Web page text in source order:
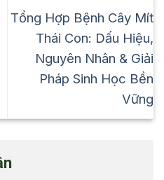
Tổng Hợp Bệnh Cây Mít
Thái Con: Dấu Hiệu,
Nguyên Nhân & Giải
Pháp Sinh Học Bền
Vững